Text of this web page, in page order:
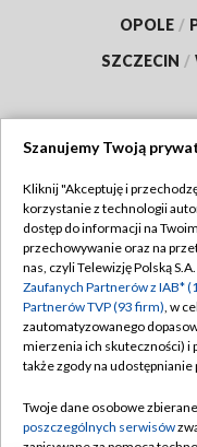
OPOLE /
SZCZECIN /
Abonament TVP
Emisja w TVP
Centrum informacji
Naziemna Telewizja
Rada Programowa
Szanujemy Twoją
Kliknij "Akceptuję i
korzystanie z technologii
dostęp do informacji na
przechowywanie oraz na
nas, czyli Telewizję Polską
Zaufanych Partnerów z IAB*
Partnerów TVP (93 firm), w
zautomatyzowanego
mierzenia ich skuteczności) i
także zgody na
Twoje dane osobowe
poszczególnych serwisów